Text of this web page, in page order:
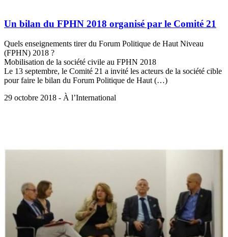
Un bilan du FPHN 2018 organisé par le Comité 21
Quels enseignements tirer du Forum Politique de Haut Niveau
(FPHN) 2018 ?
Mobilisation de la société civile au FPHN 2018
Le 13 septembre, le Comité 21 a invité les acteurs de la société cible
pour faire le bilan du Forum Politique de Haut (…)
29 octobre 2018 - À l’International